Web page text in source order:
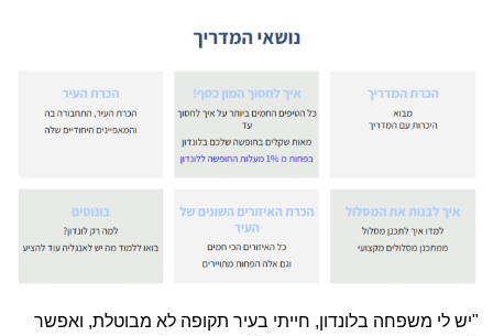
"יש לי משפחה בלונדון, חייתי בעיר תקופה לא מבוטלת, ואפשר